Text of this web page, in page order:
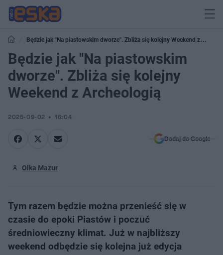
Będzie jak "Na piastowskim dworze". Zbliża się kolejny Weekend z
Archeologią
Będzie jak "Na piastowskim
dworze". Zbliża się kolejny
Weekend z Archeologią
2025-09-02 16:04
Dodaj do Google
Olka Mazur
Tym razem będzie można przenieść się w
czasie do epoki Piastów i poczuć
średniowieczny klimat. Już w najbliższy
weekend odbędzie się kolejna już edycja